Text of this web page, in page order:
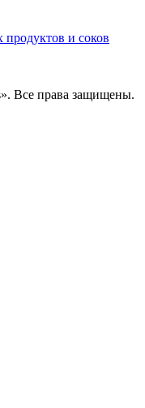
продуктов и соков
Все права защищены.